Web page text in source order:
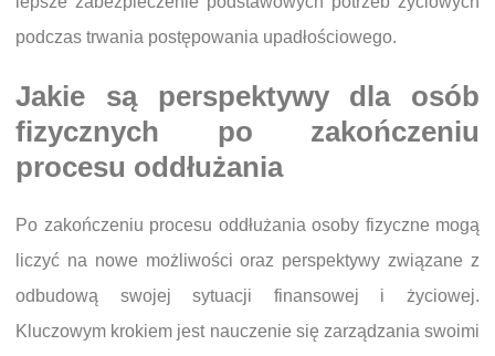
podczas trwania postępowania upadłościowego.
Jakie są perspektywy dla osób
fizycznych po zakończeniu
procesu oddłużania
Po zakończeniu procesu oddłużania osoby fizyczne mogą
liczyć na nowe możliwości oraz perspektywy związane z
odbudową swojej sytuacji finansowej i życiowej.
Kluczowym krokiem jest nauczenie się zarządzania swoimi